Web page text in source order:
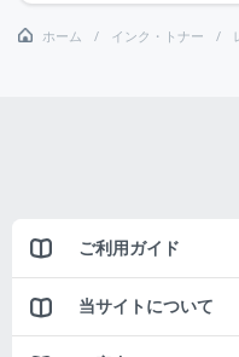
ホーム インク・トナー
ご利用ガイド
当サイトについて